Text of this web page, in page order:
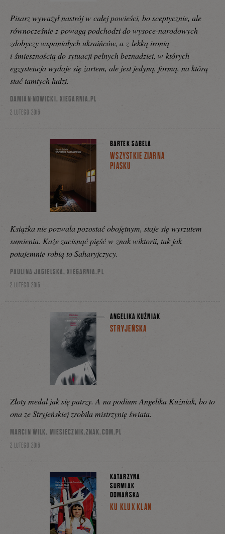
Pisarz wyważył nastrój w całej powieści, bo sceptycznie, ale
równocześnie z powagą podchodzi do wysoce-narodowych
zdobyczy wspaniałych ukraińców, a z lekką ironią
i śmiesznością do sytuacji pełnych beznadziei, w których
egzystencja wydaje się żartem, ale jest jedyną, formą, na którą
stać tamtych ludzi.
DAMIAN NOWICKI, XIEGARNIA.PL
2 LUTEGO 2016
BARTEK SABELA
WSZYSTKIE ZIARNA
PIASKU
Książka nie pozwala pozostać obojętnym, staje się wyrzutem
sumienia. Każe zacisnąć pięść w znak wiktorii, tak jak
potajemnie robią to Saharyjczycy.
PAULINA JAGIELSKA, XIEGARNIA.PL
2 LUTEGO 2016
ANGELIKA KUŹNIAK
STRYJEŃSKA
Złoty medal jak się patrzy. A na podium Angelika Kuźniak, bo to
ona ze Stryjeńskiej zrobiła mistrzynię świata.
MARCIN WILK, MIESIECZNIK.ZNAK.COM.PL
2 LUTEGO 2016
KATARZYNA
SURMIAK-
DOMAŃSKA
KU KLUX KLAN